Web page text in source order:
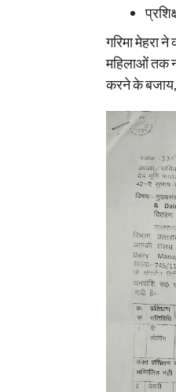
गरिमा मेहरा
महिलाओं तक
करने के बजाय,